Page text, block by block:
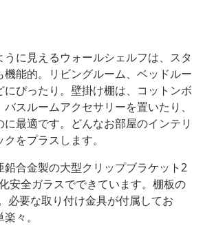
うに見えるウォールシェルフは、スタ
機能的。リビングルーム、ベッドルー
にぴったり。壁掛け棚は、コットンボ
スルームアクセサリーを置いたり、
最適です。どんなお部屋のインテリ
をプラスします。
鉛合金製の大型クリップブラケット2
安全ガラスでできています。棚板の
必要な取り付け金具が付属してお
々。